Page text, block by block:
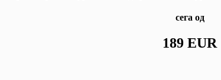
сега од
189 EUR